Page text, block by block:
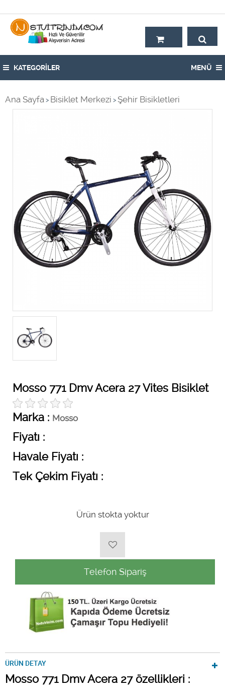
KATEGORİLER MENÜ
Ana Sayfa > Bisiklet Merkezi > Şehir Bisikletleri
Mosso 771 Dmv Acera 27 Vites Bisiklet
Marka : Mosso
Fiyatı :
Havale Fiyatı :
Tek Çekim Fiyatı :
Ürün stokta yoktur
Telefon Sipariş
ÜRÜN DETAY
Mosso 771 Dmv Acera 27 özellikleri :